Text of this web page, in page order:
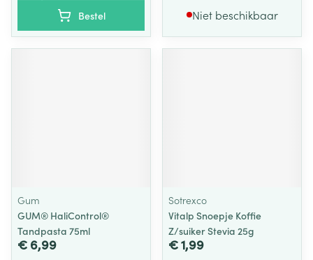
Bestel Niet beschikbaar
Gum
GUM® HaliControl®
Tandpasta 75ml
€ 6,99
Sotrexco
Vitalp Snoepje Koffie
Z/suiker Stevia 25g
€ 1,99